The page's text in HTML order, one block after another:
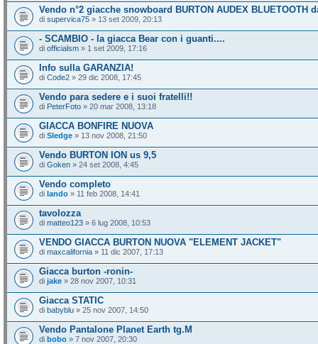
Vendo n°2 giacche snowboard BURTON AUDEX BLUETOOTH
di supervica75 » 13 set 2009, 20:13
- SCAMBIO - la giacca Bear con i guanti....
di officialsm » 1 set 2009, 17:16
Info sulla GARANZIA!
di Code2 » 29 dic 2008, 17:45
Vendo para sedere e i suoi fratelli!!
di PeterFoto » 20 mar 2008, 13:18
GIACCA BONFIRE NUOVA
di Sledge » 13 nov 2008, 21:50
Vendo BURTON ION us 9,5
di Goken » 24 set 2008, 4:45
Vendo completo
di lando » 11 feb 2008, 14:41
tavolozza
di matteo123 » 6 lug 2008, 10:53
VENDO GIACCA BURTON NUOVA "ELEMENT JACKET"
di maxcalifornia » 11 dic 2007, 17:13
Giacca burton -ronin-
di jake » 28 nov 2007, 10:31
Giacca STATIC
di babyblu » 25 nov 2007, 14:50
Vendo Pantalone Planet Earth tg.M
di bobo » 7 nov 2007, 20:30